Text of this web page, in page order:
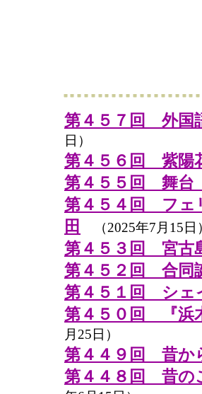
第４５７回 外国
日）
第４５６回 紫陽
第４５５回 舞台
第４５４回 フェ
田
（2025年7月15日
第４５３回 宮古
第４５２回 合同
第４５１回 シェ
第４５０回 『浜
月25日）
第４４９回 昔か
第４４８回 昔の